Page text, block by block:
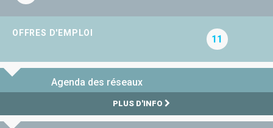
OFFRES D'EMPLOI
11
Agenda des réseaux
PLUS D'INFO